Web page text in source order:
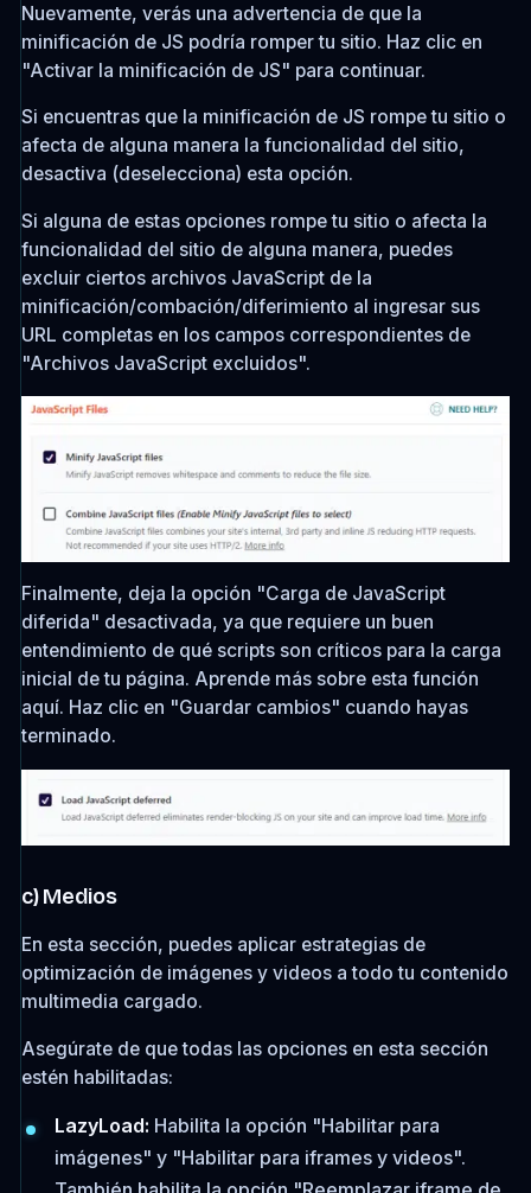
Nuevamente, verás una advertencia de que la
minificación de JS podría romper tu sitio. Haz clic en
"Activar la minificación de JS" para continuar.
Si encuentras que la minificación de JS rompe tu sitio o
afecta de alguna manera la funcionalidad del sitio,
desactiva (deselecciona) esta opción.
Si alguna de estas opciones rompe tu sitio o afecta la
funcionalidad del sitio de alguna manera, puedes
excluir ciertos archivos JavaScript de la
minificación/combación/diferimiento al ingresar sus
URL completas en los campos correspondientes de
"Archivos JavaScript excluidos".
Finalmente, deja la opción "Carga de JavaScript
diferida" desactivada, ya que requiere un buen
entendimiento de qué scripts son críticos para la carga
inicial de tu página. Aprende más sobre esta función
aquí. Haz clic en "Guardar cambios" cuando hayas
terminado.
c) Medios
En esta sección, puedes aplicar estrategias de
optimización de imágenes y videos a todo tu contenido
multimedia cargado.
Asegúrate de que todas las opciones en esta sección
estén habilitadas:
LazyLoad: Habilita la opción "Habilitar para
imágenes" y "Habilitar para iframes y videos".